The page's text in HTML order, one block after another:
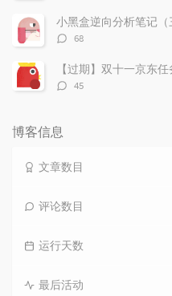
数：
小黑盒逆向分析笔记（
评
数：
68
【过期】双十一京东任
评
45
博客信息
文章数目
评论数目
运行天数
最后活动